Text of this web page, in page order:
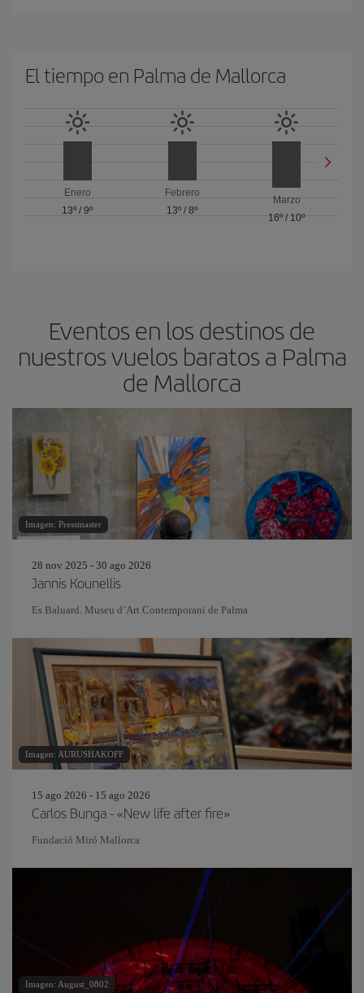
El tiempo en Palma de Mallorca
Enero
13º /9º
Febrero
13º / 8º
Marzo
16º/ 10º
Eventos en los destinos de
nuestros vuelos baratos a Palma
de Mallorca
Imagen: Pressmaster
28 nov 2025 - 30 ago 2026
Jannis Kounellis
Es Baluard. Museu d’Art Contemporani de Palma
Imagen: AURUSHAKOFF
15 ago 2026 - 15 ago 2026
Carlos Bunga - «New life after fire»
Fundació Miró Mallorca
Imagen: August_0802